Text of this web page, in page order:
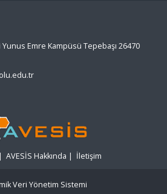
Emre Kampüsü Tepebaşı 26470
| AVESİS Hakkında | İletişim
Veri Yönetim Sistemi